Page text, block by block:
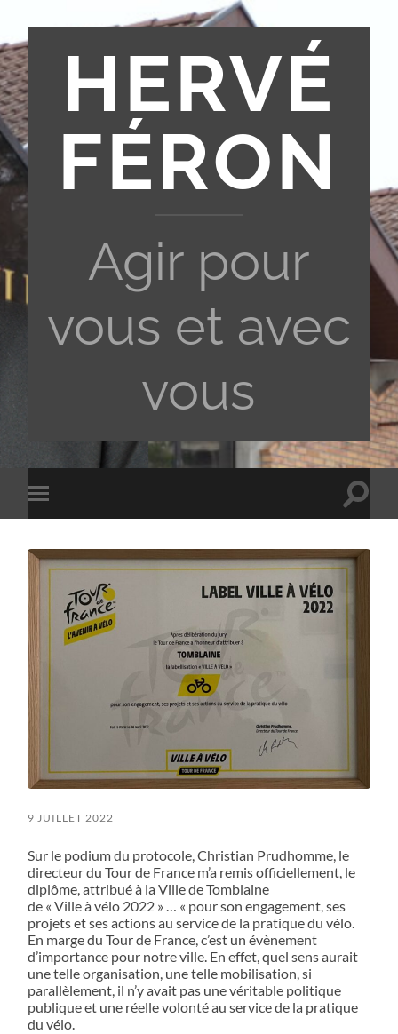
HERVÉ
FÉRON
Agir pour
vous et avec
vous
Toggle
mobile
Toggle
9 JUILLET 2022
Sur le podium du protocole, Christian Prudhomme, le
directeur du Tour de France m’a remis officiellement, le
diplôme, attribué à la Ville de Tomblaine
de « Ville à vélo 2022 » … « pour son engagement, ses
projets et ses actions au service de la pratique du vélo.
En marge du Tour de France, c’est un évènement
d’importance pour notre ville. En effet, quel sens aurait
une telle organisation, une telle mobilisation, si
parallèlement, il n’y avait pas une véritable politique
publique et une réelle volonté au service de la pratique
du vélo.